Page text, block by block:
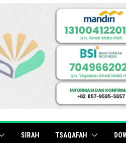
SIRAH TSAQAFAH